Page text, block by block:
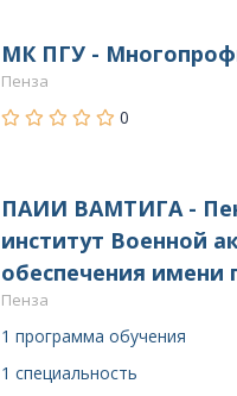
МК ПГУ -
Пенза
0
ПАИИ ВАМТИГА -
институт Военной
обеспечения имени
Пенза
1 программа обучения
1 специальность